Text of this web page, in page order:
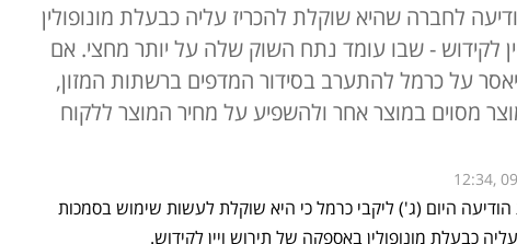
לחברה שהיא שוקלת להכריז עליה כבעלת מונופולין
לקידוש - שבו עומד נתח השוק שלה על יותר מחצי. אם
ייאסר על כרמל להתערב בסידור המדפים ברשתות המזון,
מסוים במוצר אחר ולהשפיע על מחיר המוצר ללקוח
12:34,
כבעלת מונופולין באספקה של תירוש ויין לקידוש.